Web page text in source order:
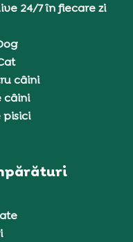
24/7 în fiecare zi
câini
câini
pisici